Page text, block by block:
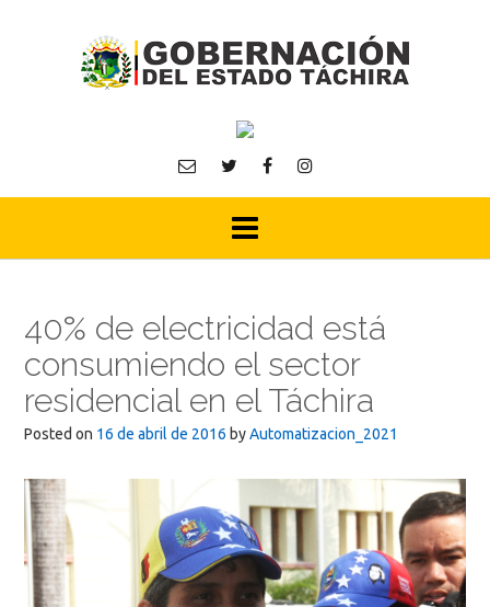
40% de electricidad está
consumiendo el sector
residencial en el Táchira
Posted on 16 de abril de 2016 byAutomatizacion_2021